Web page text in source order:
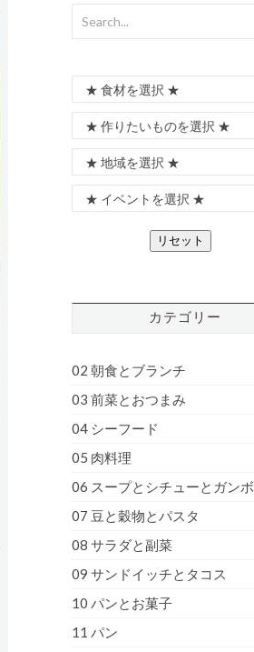
リセット
カテゴリー
02 朝食とブランチ
03 前菜とおつまみ
04 シーフード
05 肉料理
06 スープとシチューとガンボ
07 豆と穀物とパスタ
08 サラダと副菜
09 サンドイッチとタコス
10 パンとお菓子
11 パン